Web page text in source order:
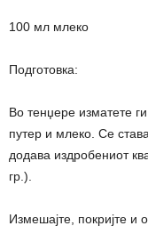
100 мл млеко
Подготовка:
Во тенџере изматете
путер и млеко. Се
додава издробениот
гр.).
Измешајте, покријте и